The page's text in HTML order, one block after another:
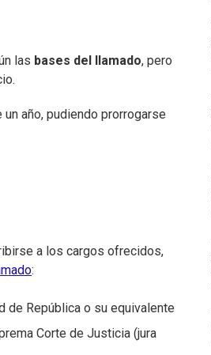
las bases del llamado, pero
año, pudiendo prorrogarse
a los cargos ofrecidos,
:
de República o su equivalente
Corte de Justicia (jura